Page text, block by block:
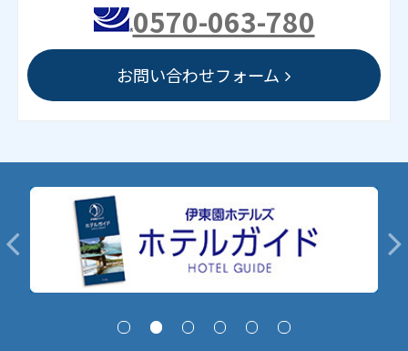
0570-063-780
お問い合わせフォーム